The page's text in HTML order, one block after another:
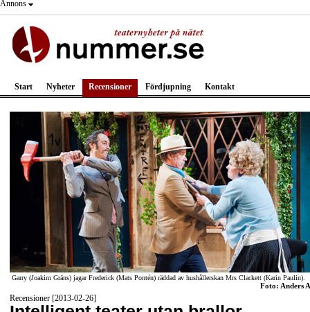
Annons
Start Nyheter Recensioner Fördjupning Kontakt
Garry (Joakim Gräns) jagar Frederick (Mats Pontén) räddad av hushållerskan Mrs Clackett (Karin Paulin).
Foto: Anders
Recensioner [2013-02-26]